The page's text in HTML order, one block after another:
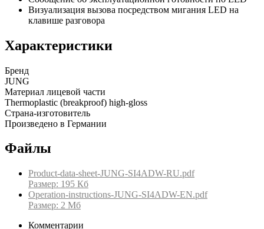
Визуализация вызова посредством мигания LED на
клавише разговора
Характеристики
Бренд
JUNG
Материал лицевой части
Thermoplastic (breakproof) high-gloss
Страна-изготовитель
Произведено в Германии
Файлы
Product-data-sheet-JUNG-SI4ADW-RU.pdf
Размер: 195 Кб
Operation-instructions-JUNG-SI4ADW-EN.pdf
Размер: 2 Мб
Комментарии